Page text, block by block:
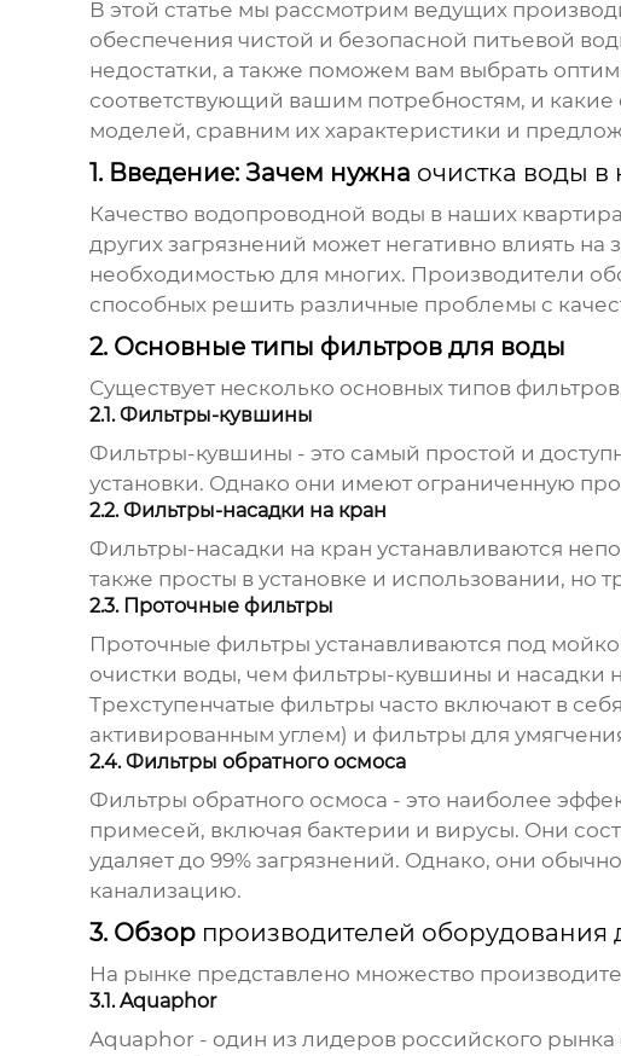
В этой статье мы рассмотрим ведущих
обеспечения чистой и безопасной питьевой
недостатки, а также поможем вам выбрать
соответствующий вашим потребностям, и
моделей, сравним их характеристики и
1. Введение: Зачем нужна очистка воды в
Качество водопроводной воды в наших
других загрязнений может негативно влиять на
необходимостью для многих. Производители
способных решить различные проблемы с
2. Основные типы фильтров для воды
Существует несколько основных типов
2.1. Фильтры-кувшины
Фильтры-кувшины - это самый простой и
установки. Однако они имеют ограниченную
2.2. Фильтры-насадки на кран
Фильтры-насадки на кран устанавливаются
также просты в установке и использовании,
2.3. Проточные фильтры
Проточные фильтры устанавливаются под
очистки воды, чем фильтры-кувшины и насадки
Трехступенчатые фильтры часто включают в
активированным углем) и фильтры для
2.4. Фильтры обратного осмоса
Фильтры обратного осмоса - это наиболее
примесей, включая бактерии и вирусы. Они
удаляет до 99% загрязнений. Однако, они
канализацию.
3. Обзор производителей оборудования
На рынке представлено множество
3.1. Aquaphor
Aquaphor - один из лидеров российского